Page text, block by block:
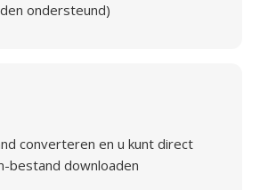
ondersteund)
converteren en u kunt direct
bestand downloaden